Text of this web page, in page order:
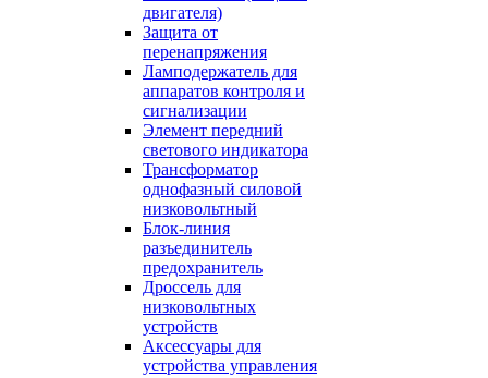
двигателя)
Защита от
перенапряжения
Ламподержатель для
аппаратов контроля и
сигнализации
Элемент передний
светового индикатора
Трансформатор
однофазный силовой
низковольтный
Блок-линия
разъединитель
предохранитель
Дроссель для
низковольтных
устройств
Аксессуары для
устройства управления